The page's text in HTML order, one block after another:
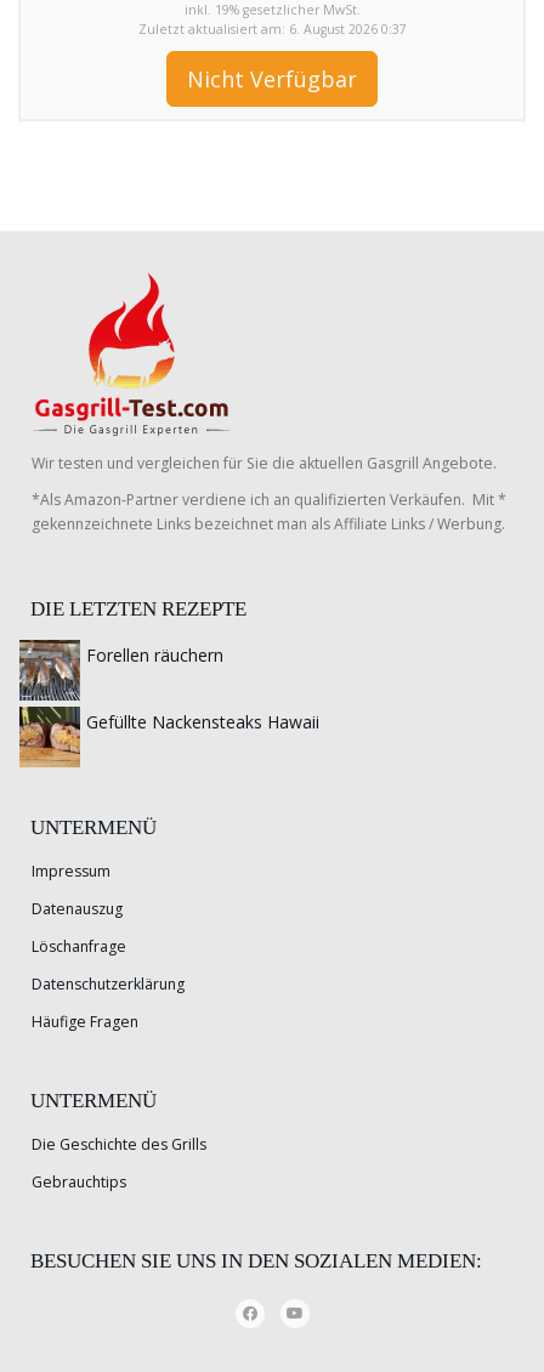
inkl. 19% gesetzlicher MwSt.
Zuletzt aktualisiert am: 6. August 2026 0:37
Nicht Verfügbar
Wir testen und vergleichen für Sie die aktuellen Gasgrill Angebote.
*Als Amazon-Partner verdiene ich an qualifizierten Verkäufen. Mit *
gekennzeichnete Links bezeichnet man als Affiliate Links / Werbung.
DIE LETZTEN REZEPTE
Forellen räuchern
Gefüllte Nackensteaks Hawaii
UNTERMENÜ
Impressum
Datenauszug
Löschanfrage
Datenschutzerklärung
Häufige Fragen
UNTERMENÜ
Die Geschichte des Grills
Gebrauchtips
BESUCHEN SIE UNS IN DEN SOZIALEN MEDIEN: